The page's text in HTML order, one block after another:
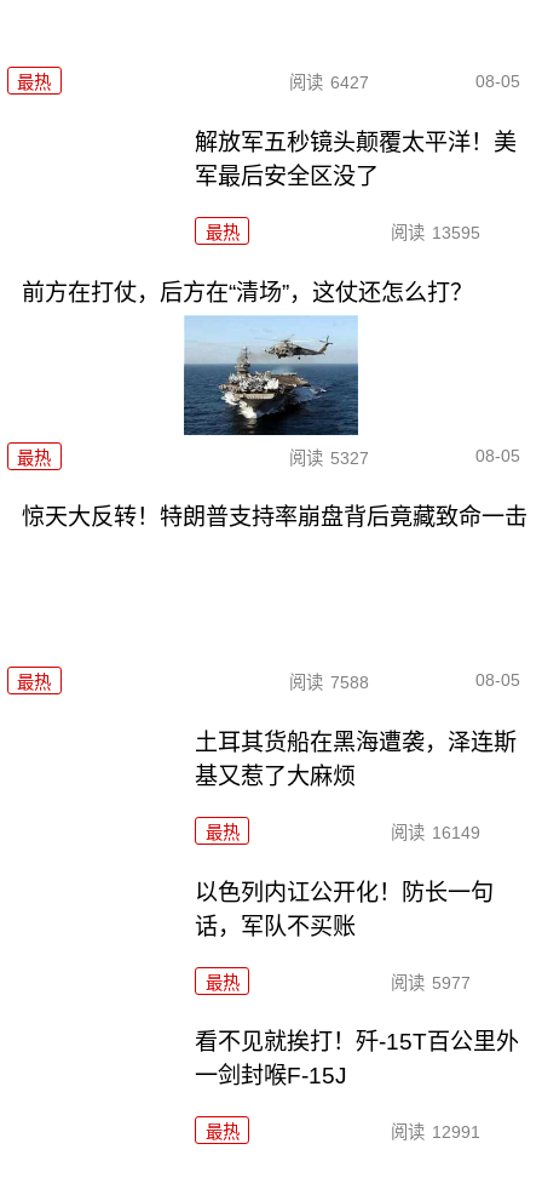
最热 阅读 6427 08-05
解放军五秒镜头颠覆太平洋！美
军最后安全区没了
最热 阅读 13595
前方在打仗，后方在“清场”，这仗还怎么打？
最热 阅读 5327 08-05
惊天大反转！特朗普支持率崩盘背后竟藏致命一击
最热 阅读 7588 08-05
土耳其货船在黑海遭袭，泽连斯
基又惹了大麻烦
最热 阅读 16149
以色列内讧公开化！防长一句
话，军队不买账
最热 阅读 5977
看不见就挨打！歼-15T百公里外
一剑封喉F-15J
最热 阅读 12991